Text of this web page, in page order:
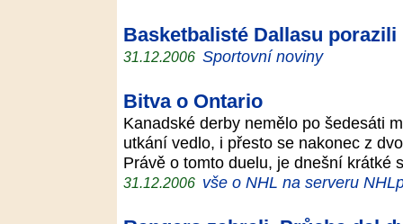
Basketbalisté Dallasu porazili
31.12.2006 Sportovní noviny
Bitva o Ontario
Kanadské derby nemělo po šedesáti
utkání vedlo, i přesto se nakonec z
Právě o tomto duelu, je dnešní krátké
31.12.2006 vše o NHL na serveru